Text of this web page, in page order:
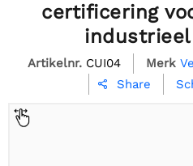
certificering
Artikelnr. CUI04 Merk
 Share